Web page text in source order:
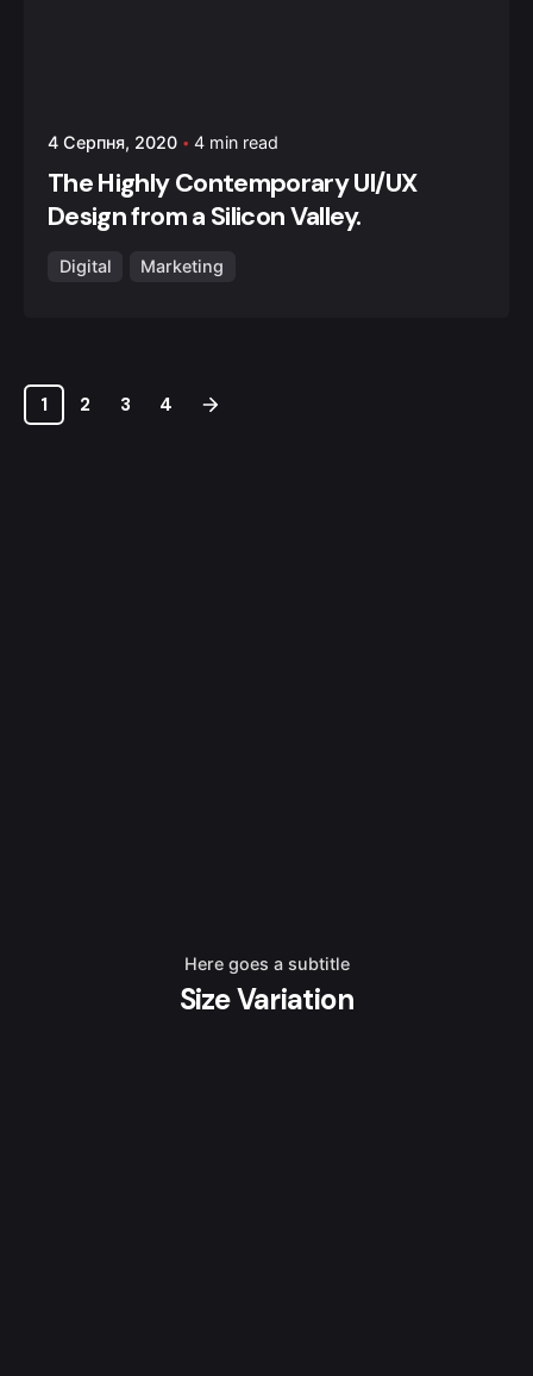
4 Серпня, 2020 4 min read
The Highly Contemporary UI/UX
Design from a Silicon Valley.
Digital Marketing
1 2 3 4
Here goes a subtitle
Size Variation